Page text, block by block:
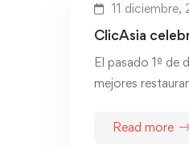
11 diciembre,
ClicAsia
El pasado 1º de
mejores
Read more